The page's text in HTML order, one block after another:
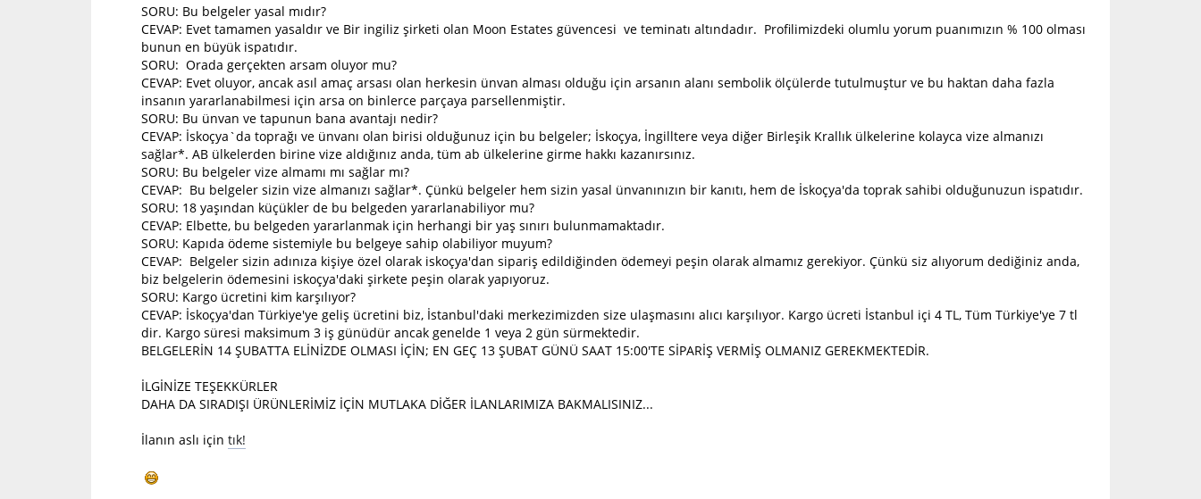
SORU: Bu belgeler yasal mıdır?
CEVAP: Evet tamamen yasaldır ve Bir ingiliz şirketi olan Moon Estates güvencesi ve teminatı altındadır. Profilimizdeki olumlu yorum puanımızın % 100 olması
bunun en büyük ispatıdır.
SORU: Orada gerçekten arsam oluyor mu?
CEVAP: Evet oluyor, ancak asıl amaç arsası olan herkesin ünvan alması olduğu için arsanın alanı sembolik ölçülerde tutulmuştur ve bu haktan daha fazla
insanın yararlanabilmesi için arsa on binlerce parçaya parsellenmiştir.
SORU: Bu ünvan ve tapunun bana avantajı nedir?
CEVAP: İskoçya`da toprağı ve ünvanı olan birisi olduğunuz için bu belgeler; İskoçya, İngilltere veya diğer Birleşik Krallık ülkelerine kolayca vize almanızı
sağlar*. AB ülkelerden birine vize aldığınız anda, tüm ab ülkelerine girme hakkı kazanırsınız.
SORU: Bu belgeler vize almamı mı sağlar mı?
CEVAP: Bu belgeler sizin vize almanızı sağlar*. Çünkü belgeler hem sizin yasal ünvanınızın bir kanıtı, hem de İskoçya'da toprak sahibi olduğunuzun ispatıdır.
SORU: 18 yaşından küçükler de bu belgeden yararlanabiliyor mu?
CEVAP: Elbette, bu belgeden yararlanmak için herhangi bir yaş sınırı bulunmamaktadır.
SORU: Kapıda ödeme sistemiyle bu belgeye sahip olabiliyor muyum?
CEVAP: Belgeler sizin adınıza kişiye özel olarak iskoçya'dan sipariş edildiğinden ödemeyi peşin olarak almamız gerekiyor. Çünkü siz alıyorum dediğiniz anda,
biz belgelerin ödemesini iskoçya'daki şirkete peşin olarak yapıyoruz.
SORU: Kargo ücretini kim karşılıyor?
CEVAP: İskoçya'dan Türkiye'ye geliş ücretini biz, İstanbul'daki merkezimizden size ulaşmasını alıcı karşılıyor. Kargo ücreti İstanbul içi 4 TL, Tüm Türkiye'ye 7 tl
dir. Kargo süresi maksimum 3 iş günüdür ancak genelde 1 veya 2 gün sürmektedir.
BELGELERİN 14 ŞUBATTA ELİNİZDE OLMASI İÇİN; EN GEÇ 13 ŞUBAT GÜNÜ SAAT 15:00'TE SİPARİŞ VERMİŞ OLMANIZ GEREKMEKTEDİR.
İLGİNİZE TEŞEKKÜRLER
DAHA DA SIRADIŞI ÜRÜNLERİMİZ İÇİN MUTLAKA DİĞER İLANLARIMIZA BAKMALISINIZ...
İlanın aslı içintık!